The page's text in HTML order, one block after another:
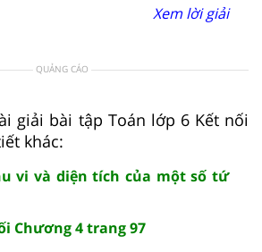
Xem lời giải
QUẢNG CÁO
giải bài tập Toán lớp 6 Kết nối
khác:
vi và diện tích của một số tứ
Chương 4 trang 97